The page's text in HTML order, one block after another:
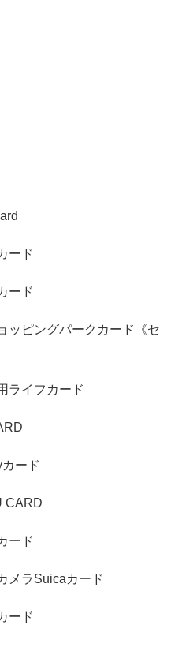
ード
ード
ッピングパークカード《セ
ライフカード
ード
CARD
ード
メラSuicaカード
ード